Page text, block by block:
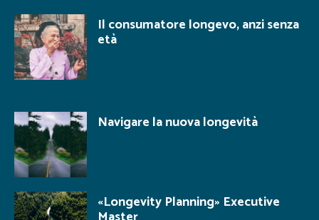
Il consumatore longevo, anzi senza
età
Navigare la nuova longevità
«Longevity Planning» Executive